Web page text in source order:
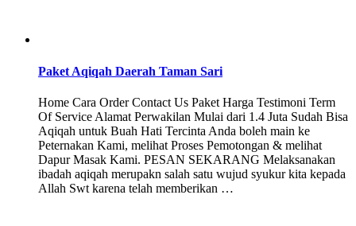
Paket Aqiqah Daerah Taman Sari
Home Cara Order Contact Us Paket Harga Testimoni Term
Of Service Alamat Perwakilan Mulai dari 1.4 Juta Sudah Bisa
Aqiqah untuk Buah Hati Tercinta Anda boleh main ke
Peternakan Kami, melihat Proses Pemotongan & melihat
Dapur Masak Kami. PESAN SEKARANG Melaksanakan
ibadah aqiqah merupakn salah satu wujud syukur kita kepada
Allah Swt karena telah memberikan …